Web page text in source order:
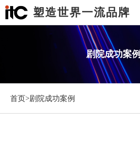
塑造世界一流品牌
剧院成功案例
首页>剧院成功案例